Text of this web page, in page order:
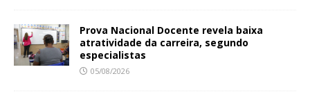
Prova Nacional Docente revela baixa
atratividade da carreira, segundo
especialistas
05/08/2026